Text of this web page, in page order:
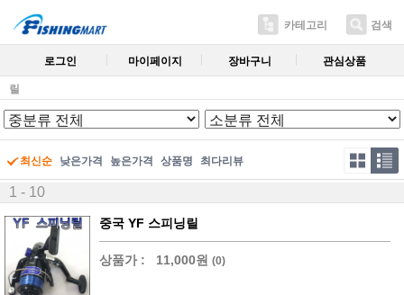
카테고리 검색
로그인 마이페이지 장바구니 관심상품
릴
최신순 낮은가격 높은가격 상품명 최다리뷰
1 - 10
중국 YF 스피닝릴
상품가 : 11,000원 (0)